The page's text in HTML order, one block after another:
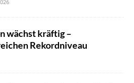
wächst kräftig –
Rekordniveau